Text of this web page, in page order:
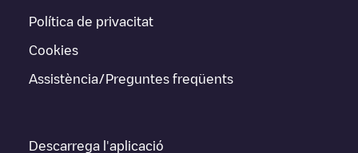
Política de privacitat
Cookies
Assistència/Preguntes freqüents
Descarrega l'aplicació